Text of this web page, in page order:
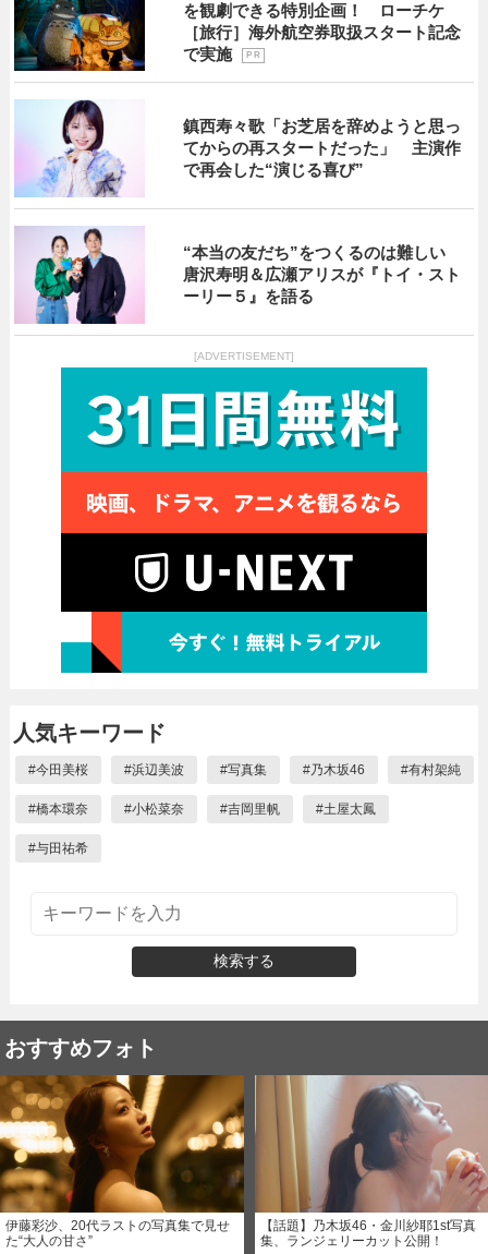
を観劇できる特別企画！ ローチケ
［旅行］海外航空券取扱スタート記念
で実施
P R
鎮西寿々歌「お芝居を辞めようと思っ
てからの再スタートだった」 主演作
で再会した“演じる喜び”
“本当の友だち”をつくるのは難しい
唐沢寿明＆広瀬アリスが『トイ・スト
ーリー５』を語る
[ADVERTISEMENT]
人気キーワード
#今田美桜 #浜辺美波 #写真集 #乃木坂46 #有村架純
#橋本環奈 #小松菜奈 #吉岡里帆 #土屋太鳳
#与田祐希
検索する
おすすめフォト
伊藤彩沙、20代ラストの写真集で見せ
た“大人の甘さ”
【話題】乃木坂46・金川紗耶1st写真
集、ランジェリーカット公開！